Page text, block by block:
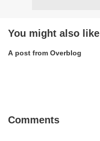
You might also like
A post from Overblog
Comments